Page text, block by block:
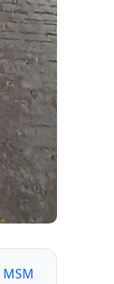
MSM